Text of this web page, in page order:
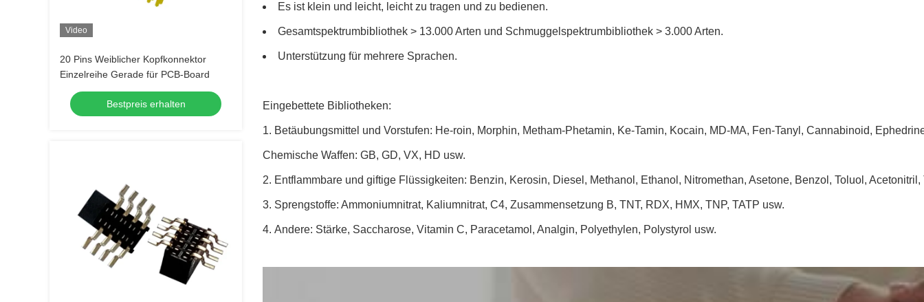
Video
20 Pins Weiblicher Kopfkonnektor
Einzelreihe Gerade für PCB-Board
Bestpreis erhalten
Es ist klein und leicht, leicht zu tragen und zu bedienen.
Gesamtspektrumbibliothek > 13.000 Arten und Schmuggelspektrumbibliothek > 3.000 Arten.
Unterstützung für mehrere Sprachen.
Eingebettete Bibliotheken:
Betäubungsmittel und Vorstufen: He-roin, Morphin, Metham-Phetamin, Ke-Tamin, Kocain, MD-MA, Fen-Tanyl, Cannabinoid,
Chemische Waffen: GB, GD, VX, HD usw.
Entflammbare und giftige Flüssigkeiten: Benzin, Kerosin, Diesel, Methanol, Ethanol, Nitromethan, Asetone, Benzol, Toluol,
Sprengstoffe: Ammoniumnitrat, Kaliumnitrat, C4, Zusammensetzung B, TNT, RDX, HMX, TNP, TATP usw.
Andere: Stärke, Saccharose, Vitamin C, Paracetamol, Analgin, Polyethylen, Polystyrol usw.